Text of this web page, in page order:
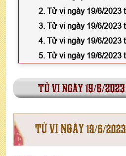
2. Tử vi ngày 19/6/2023
3. Tử vi ngày 19/6/2023
4. Tử vi ngày 19/6/2023
5. Tử vi ngày 19/6/2023
tử vi ngày 19/6/
TỬ VI NGÀY 19/6/